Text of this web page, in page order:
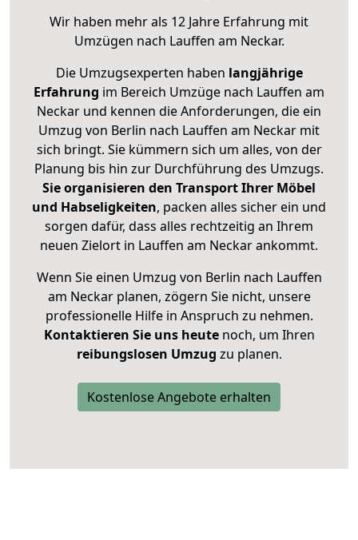
Wir haben mehr als 12 Jahre Erfahrung mit
Umzügen nach Lauffen am Neckar.
Die Umzugsexperten haben langjährige
Erfahrung im Bereich Umzüge nach Lauffen am
Neckar und kennen die Anforderungen, die ein
Umzug von Berlin nach Lauffen am Neckar mit
sich bringt. Sie kümmern sich um alles, von der
Planung bis hin zur Durchführung des Umzugs.
Sie organisieren den Transport Ihrer Möbel
und Habseligkeiten, packen alles sicher ein und
sorgen dafür, dass alles rechtzeitig an Ihrem
neuen Zielort in Lauffen am Neckar ankommt.
Wenn Sie einen Umzug von Berlin nach Lauffen
am Neckar planen, zögern Sie nicht, unsere
professionelle Hilfe in Anspruch zu nehmen.
Kontaktieren Sie uns heutenoch, um Ihren
reibungslosen Umzug zu planen.
Kostenlose Angebote erhalten